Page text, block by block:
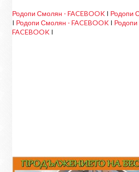
Родопи Смолян - FACEBOOK I Родопи
I Родопи Смолян - FACEBOOK I
FACEBOOK I